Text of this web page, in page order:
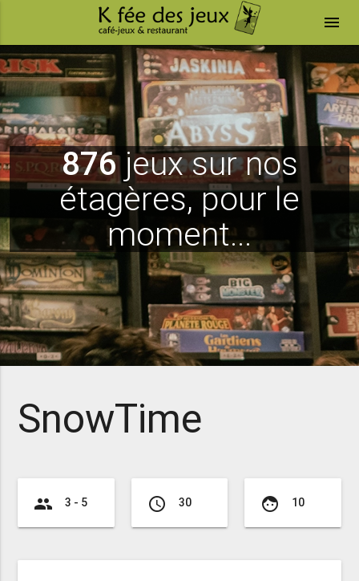
menu
876jeux sur nos
étagères, pour le
moment...
SnowTime
group 3 - 5 access_time 30 face 10